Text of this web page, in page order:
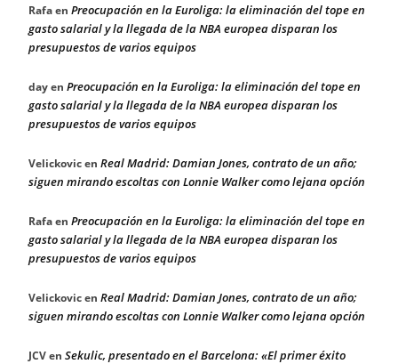
Rafaen Preocupación en la Euroliga: la eliminación del tope en
gasto salarial y la llegada de la NBA europea disparan los
presupuestos de varios equipos
dayen Preocupación en la Euroliga: la eliminación del tope en
gasto salarial y la llegada de la NBA europea disparan los
presupuestos de varios equipos
Velickovicen Real Madrid: Damian Jones, contrato de un año;
siguen mirando escoltas con Lonnie Walker como lejana opción
Rafaen Preocupación en la Euroliga: la eliminación del tope en
gasto salarial y la llegada de la NBA europea disparan los
presupuestos de varios equipos
Velickovicen Real Madrid: Damian Jones, contrato de un año;
siguen mirando escoltas con Lonnie Walker como lejana opción
JCVen Sekulic, presentado en el Barcelona: «El primer éxito